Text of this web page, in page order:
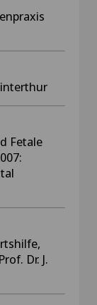
Fetale
Dr. J.